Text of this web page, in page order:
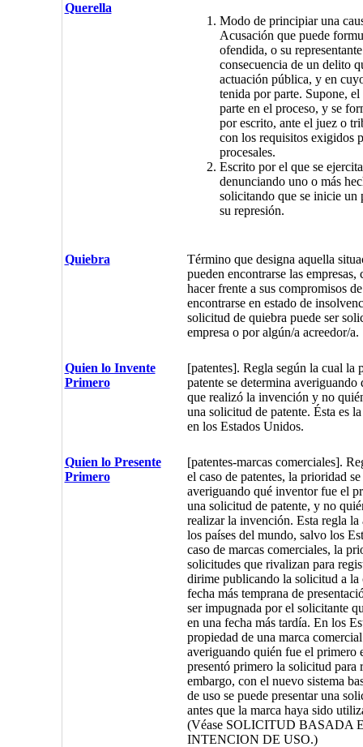
Querella
Modo de principiar una
Acusación que puede
ofendida, o su
consecuencia de un delito
actuación pública, y en
tenida por parte. Supone,
parte en el proceso, y se
por escrito, ante el juez o
con los requisitos exigidos
procesales.
Escrito por el que se
denunciando uno o más
solicitando que se inicie un
su represión.
Quiebra
Término que designa aquella
pueden encontrarse las empresas,
hacer frente a sus compromisos
encontrarse en estado de
solicitud de quiebra puede ser
empresa o por algún/a acreedor/a.
Quien lo Invente
Primero
[patentes]. Regla según la cual la
patente se determina
que realizó la invención y no
una solicitud de patente. Ésta es
en los Estados Unidos.
Quien lo Presente
Primero
[patentes-marcas comerciales].
el caso de patentes, la prioridad
averiguando qué inventor fue el
una solicitud de patente, y no
realizar la invención. Esta regla la
los países del mundo, salvo los
caso de marcas comerciales, la
solicitudes que rivalizan para
dirime publicando la solicitud a la
fecha más temprana de
ser impugnada por el solicitante
en una fecha más tardía. En los
propiedad de una marca
averiguando quién fue el primero
presentó primero la solicitud para
embargo, con el nuevo sistema
de uso se puede presentar una
antes que la marca haya sido
(Véase SOLICITUD BASADA
INTENCION DE USO.)